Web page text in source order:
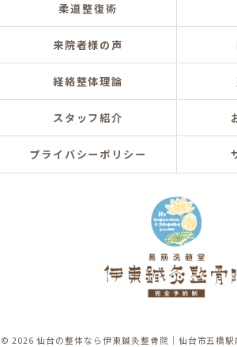
柔道整復術
来院者様の声
経絡整体理論
スタッフ紹介
プライバシーポリシー
© 2026 仙台の整体なら伊東鍼灸整骨院｜仙台市五橋駅